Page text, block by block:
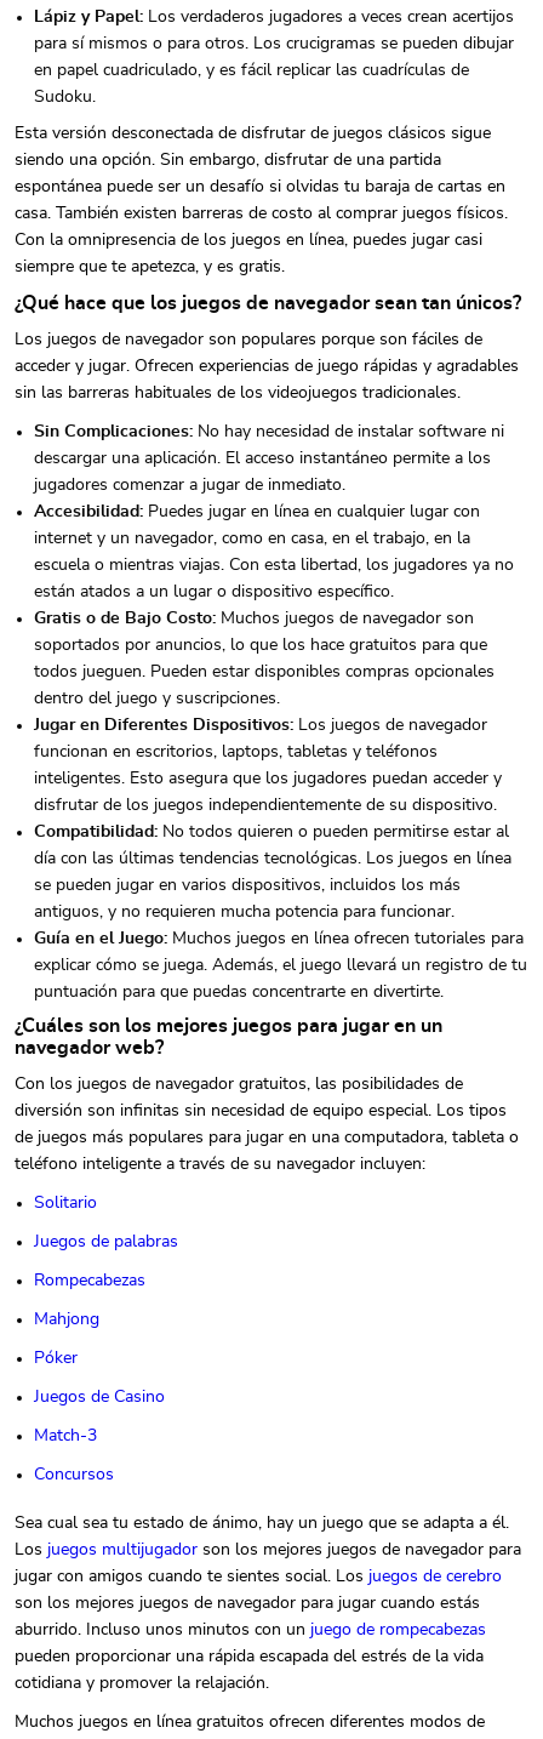
Lápiz y Papel: Los verdaderos jugadores a veces crean acertijos
para sí mismos o para otros. Los crucigramas se pueden dibujar
en papel cuadriculado, y es fácil replicar las cuadrículas de
Sudoku.
Esta versión desconectada de disfrutar de juegos clásicos sigue
siendo una opción. Sin embargo, disfrutar de una partida
espontánea puede ser un desafío si olvidas tu baraja de cartas en
casa. También existen barreras de costo al comprar juegos físicos.
Con la omnipresencia de los juegos en línea, puedes jugar casi
siempre que te apetezca, y es gratis.
¿Qué hace que los juegos de navegador sean tan únicos?
Los juegos de navegador son populares porque son fáciles de
acceder y jugar. Ofrecen experiencias de juego rápidas y agradables
sin las barreras habituales de los videojuegos tradicionales.
Sin Complicaciones: No hay necesidad de instalar software ni
descargar una aplicación. El acceso instantáneo permite a los
jugadores comenzar a jugar de inmediato.
Accesibilidad: Puedes jugar en línea en cualquier lugar con
internet y un navegador, como en casa, en el trabajo, en la
escuela o mientras viajas. Con esta libertad, los jugadores ya no
están atados a un lugar o dispositivo específico.
Gratis o de Bajo Costo: Muchos juegos de navegador son
soportados por anuncios, lo que los hace gratuitos para que
todos jueguen. Pueden estar disponibles compras opcionales
dentro del juego y suscripciones.
Jugar en Diferentes Dispositivos: Los juegos de navegador
funcionan en escritorios, laptops, tabletas y teléfonos
inteligentes. Esto asegura que los jugadores puedan acceder y
disfrutar de los juegos independientemente de su dispositivo.
Compatibilidad: No todos quieren o pueden permitirse estar al
día con las últimas tendencias tecnológicas. Los juegos en línea
se pueden jugar en varios dispositivos, incluidos los más
antiguos, y no requieren mucha potencia para funcionar.
Guía en el Juego: Muchos juegos en línea ofrecen tutoriales para
explicar cómo se juega. Además, el juego llevará un registro de tu
puntuación para que puedas concentrarte en divertirte.
¿Cuáles son los mejores juegos para jugar en un
navegador web?
Con los juegos de navegador gratuitos, las posibilidades de
diversión son infinitas sin necesidad de equipo especial. Los tipos
de juegos más populares para jugar en una computadora, tableta o
teléfono inteligente a través de su navegador incluyen:
Solitario
Juegos de palabras
Rompecabezas
Mahjong
Póker
Juegos de Casino
Match-3
Concursos
Sea cual sea tu estado de ánimo, hay un juego que se adapta a él.
Los juegos multijugador son los mejores juegos de navegador para
jugar con amigos cuando te sientes social. Los juegos de cerebro
son los mejores juegos de navegador para jugar cuando estás
aburrido. Incluso unos minutos con un juego de rompecabezas
pueden proporcionar una rápida escapada del estrés de la vida
cotidiana y promover la relajación.
Muchos juegos en línea gratuitos ofrecen diferentes modos de